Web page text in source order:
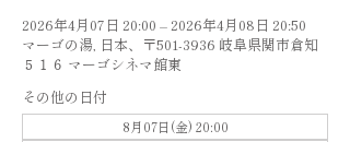
2026年4月07日 20:00 – 2026年4月08日 20:50
マーゴの湯, 日本、〒501-3936 岐阜県関市倉知
５１６ マーゴシネマ館東
その他の日付
8月07日(金) 20:00